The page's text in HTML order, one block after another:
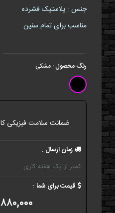
جنس : پلاستیک فشرده
مناسب برای تمام سنین
رنگ محصول: مشکی
زمان ارسال :
کمتر از یک هفته کاری
قیمت برای شما:
۸۸۰,۰۰۰